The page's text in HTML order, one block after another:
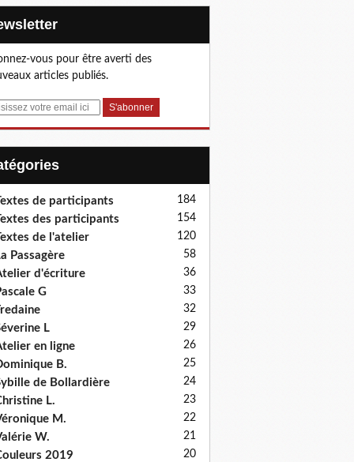
vous pour être averti des
articles publiés.
de participants 184
des participants 154
de l'atelier 120
Passagère 58
d'écriture 36
G 33
32
L 29
en ligne 26
B. 25
de Bollardière 24
L. 23
M. 22
W. 21
2019 20